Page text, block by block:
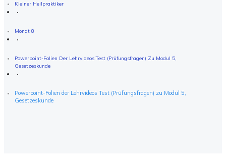
Kleiner Heilpraktiker
Monat 8
Powerpoint-Folien Der Lehrvideos Test (Prüfungsfragen) Zu Modul 5,
Gesetzeskunde
Powerpoint-Folien der Lehrvideos Test (Prüfungsfragen) zu Modul 5,
Gesetzeskunde